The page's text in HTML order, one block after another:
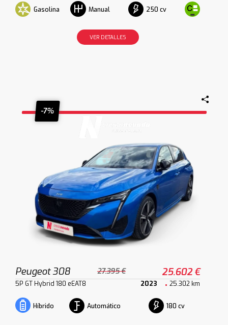
Gasolina Manual 250 cv
VER DETALLES
-7%
Peugeot 308 27.395 € 25.602 €
5P GT Hybrid 180 eEAT8 2023 25.302 km
Híbrido Automático 180 cv